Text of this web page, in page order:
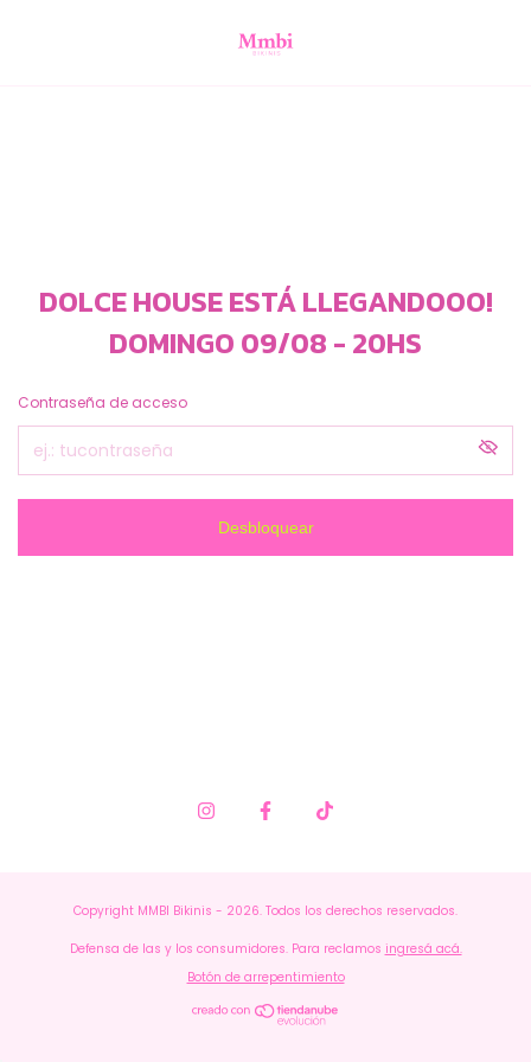
DOLCE HOUSE ESTÁ LLEGANDOOO!
DOMINGO 09/08 - 20HS
Contraseña de acceso
Desbloquear
Copyright MMBI Bikinis - 2026. Todos los derechos reservados.
Defensa de las y los consumidores. Para reclamos ingresá acá.
Botón de arrepentimiento